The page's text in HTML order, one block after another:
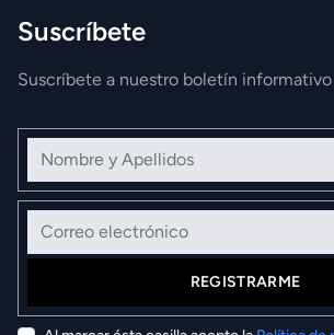
Suscríbete
Suscríbete a nuestro boletín informativo
Nombre y Apellidos
Correo electrónico
REGISTRARME